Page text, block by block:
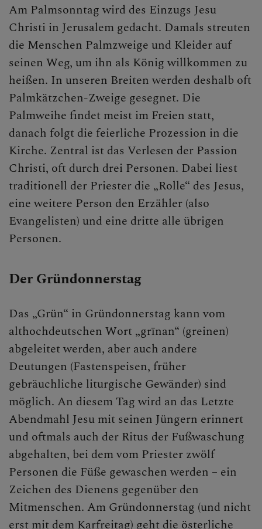
BEGEGNEN
Am Palmsonntag wird des Einzugs Jesu
Christi in Jerusalem gedacht. Damals streuten
die Menschen Palmzweige und Kleider auf
seinen Weg, um ihn als König willkommen zu
heißen. In unseren Breiten werden deshalb oft
Palmkätzchen-Zweige gesegnet. Die
Palmweihe findet meist im Freien statt,
danach folgt die feierliche Prozession in die
Kirche. Zentral ist das Verlesen der Passion
Christi, oft durch drei Personen. Dabei liest
traditionell der Priester die „Rolle“ des Jesus,
eine weitere Person den Erzähler (also
Evangelisten) und eine dritte alle übrigen
Personen.
Der Gründonnerstag
Das „Grün“ in Gründonnerstag kann vom
althochdeutschen Wort „grīnan“ (greinen)
abgeleitet werden, aber auch andere
Deutungen (Fastenspeisen, früher
gebräuchliche liturgische Gewänder) sind
möglich. An diesem Tag wird an das Letzte
Abendmahl Jesu mit seinen Jüngern erinnert
und oftmals auch der Ritus der Fußwaschung
abgehalten, bei dem vom Priester zwölf
Personen die Füße gewaschen werden – ein
Zeichen des Dienens gegenüber den
Mitmenschen. Am Gründonnerstag (und nicht
erst mit dem Karfreitag) geht die österliche